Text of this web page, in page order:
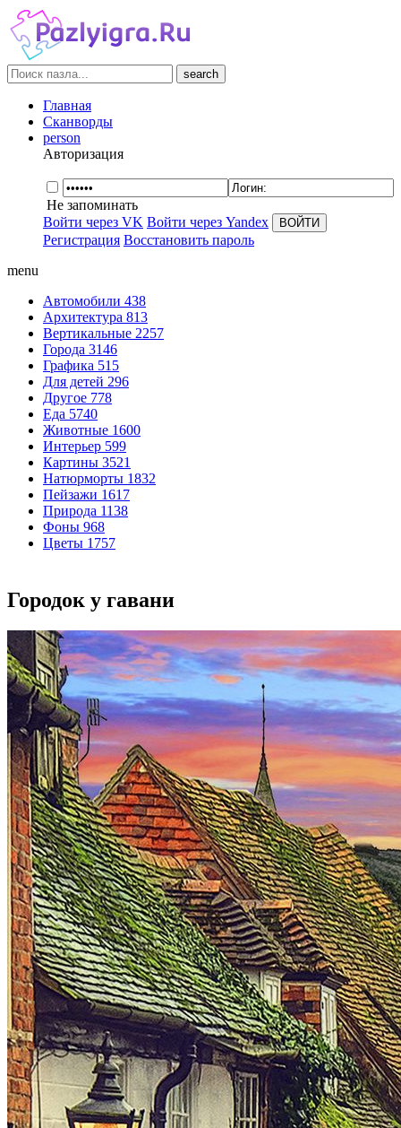
search
Главная
Сканворды
person
Авторизация
Не запоминать
Войти через VK Войти через Yandex
Регистрация Восстановить пароль
menu
Автомобили 438
Архитектура 813
Вертикальные 2257
Города 3146
Графика 515
Для детей 296
Другое 778
Еда 5740
Животные 1600
Интерьер 599
Картины 3521
Натюрморты 1832
Пейзажи 1617
Природа 1138
Фоны 968
Цветы 1757
Городок у гавани